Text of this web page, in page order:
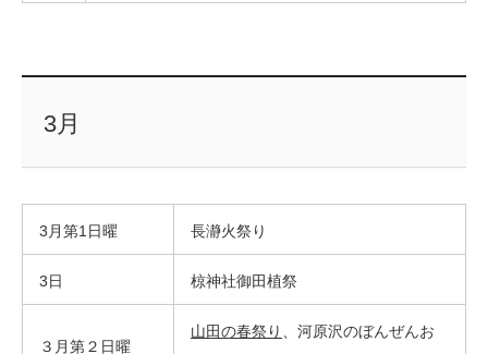
3月
3月第1日曜 長瀞火祭り
3日 椋神社御田植祭
３月第２日曜
山田の春祭り
、河原沢のぼんぜんお